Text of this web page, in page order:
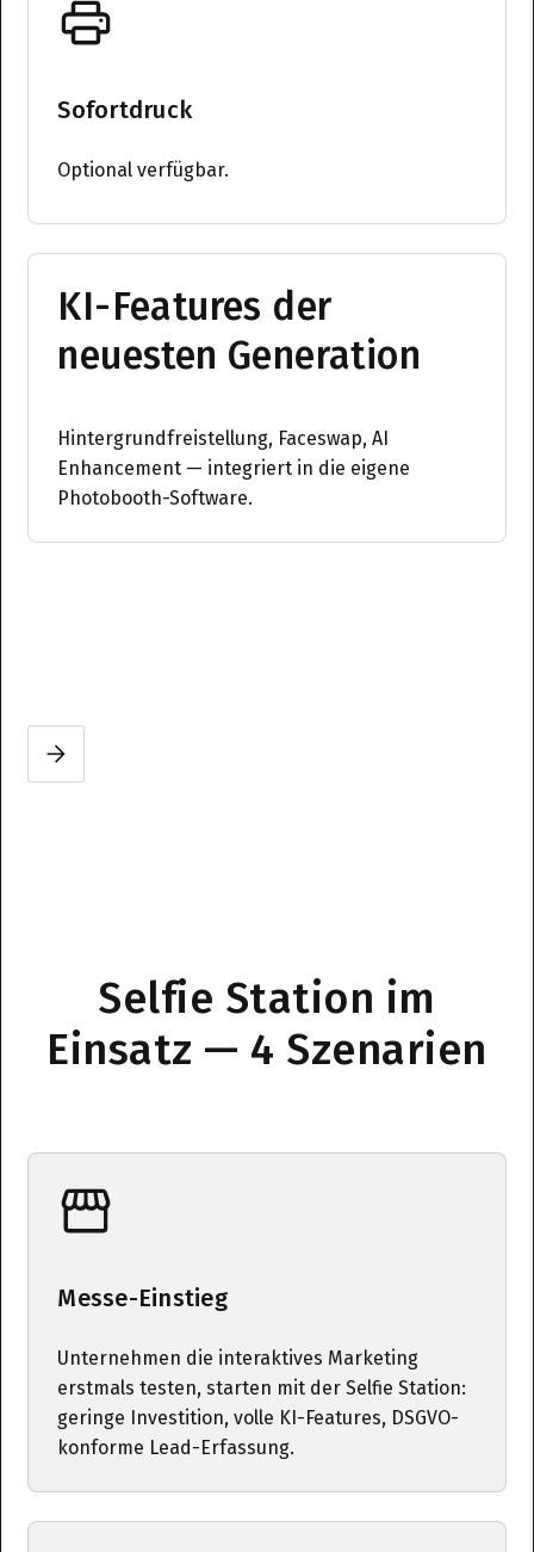
Sofortdruck
Optional verfügbar.
KI-Features der
neuesten Generation
Hintergrundfreistellung, Faceswap, AI
Enhancement — integriert in die eigene
Photobooth-Software.
Slide 2 of 3.
Selfie Station im
Einsatz — 4 Szenarien
Messe-Einstieg
Unternehmen die interaktives Marketing
erstmals testen, starten mit der Selfie Station:
geringe Investition, volle KI-Features, DSGVO-
konforme Lead-Erfassung.